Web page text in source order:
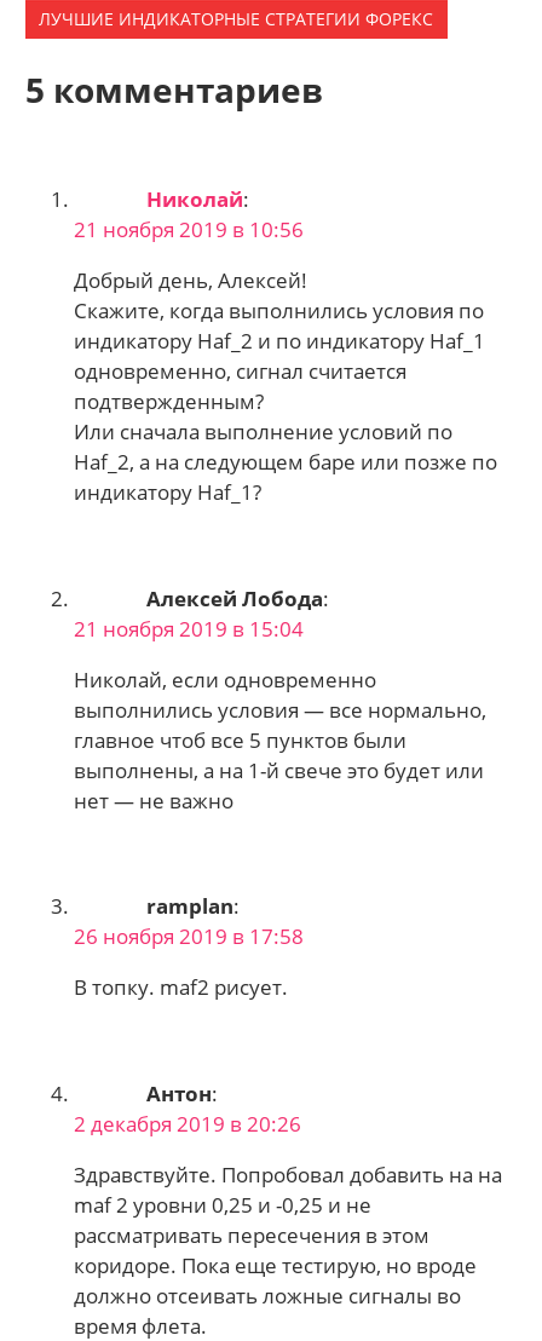
ЛУЧШИЕ ИНДИКАТОРНЫЕ CТРАТЕГИИ ФОРЕКС
5 комментариев
Николай:
21 ноября 2019 в 10:56
Добрый день, Алексей!
Скажите, когда выполнились условия по
индикатору Haf_2 и по индикатору Haf_1
одновременно, сигнал считается
подтвержденным?
Или сначала выполнение условий по
Haf_2, а на следующем баре или позже по
индикатору Haf_1?
Алексей Лобода:
21 ноября 2019 в 15:04
Николай, если одновременно
выполнились условия — все нормально,
главное чтоб все 5 пунктов были
выполнены, а на 1-й свече это будет или
нет — не важно
ramplan:
26 ноября 2019 в 17:58
В топку. maf2 рисует.
Антон:
2 декабря 2019 в 20:26
Здравствуйте. Попробовал добавить на на
maf 2 уровни 0,25 и -0,25 и не
рассматривать пересечения в этом
коридоре. Пока еще тестирую, но вроде
должно отсеивать ложные сигналы во
время флета.